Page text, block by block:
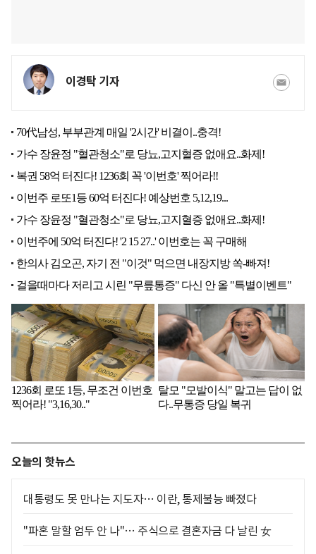
이경탁 기자
오늘의 핫뉴스
대통령도 못 만나는 지도자… 이란, 통제불능 빠졌다
"파혼 말할 엄두 안 나"… 주식으로 결혼자금 다 날린 女